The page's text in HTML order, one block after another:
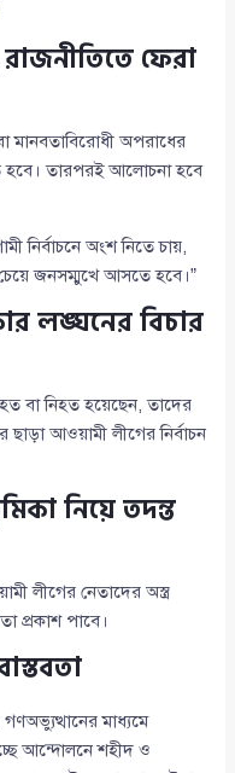
ফেরা
মানবতাবিরোধী অপরাধের
হবে। তারপরই আলোচনা হবে
নির্বাচনে অংশ নিতে চায়,
জনসম্মুখে আসতে হবে।”
লঙ্ঘনের বিচার
বা নিহত হয়েছেন, তাদের
আওয়ামী লীগের নির্বাচন
নিয়ে তদন্ত
লীগের নেতাদের অস্ত্র
প্রকাশ পাবে।
মাধ্যমে
আন্দোলনে শহীদ ও